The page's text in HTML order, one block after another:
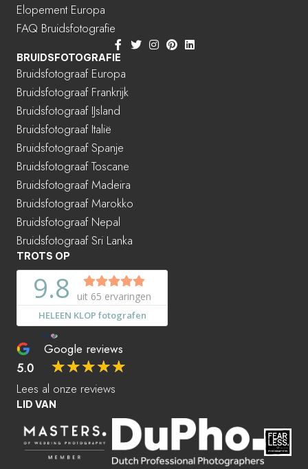
Elopement Europa
FAQ Bruidsfotografie
BRUIDSFOTOGRAFIE
Bruidsfotograaf Europa
Bruidsfotograaf Frankrijk
Bruidsfotograaf IJsland
Bruidsfotograaf Italië
Bruidsfotograaf Spanje
Bruidsfotograaf Toscane
Bruidsfotograaf Madeira
Bruidsfotograaf Marokko
Bruidsfotograaf Nepal
Bruidsfotograaf Sri Lanka
TROTS OP
Google reviews
5.0
☆☆☆☆☆
Lees al onze reviews
LID VAN